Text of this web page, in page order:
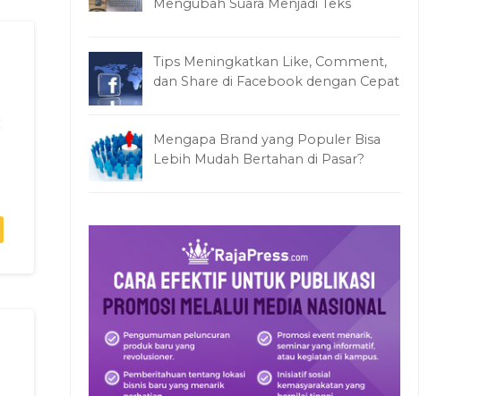
Mengubah Suara Menjadi Teks
Tips Meningkatkan Like, Comment,
dan Share di Facebook dengan Cepat
Mengapa Brand yang Populer Bisa
Lebih Mudah Bertahan di Pasar?